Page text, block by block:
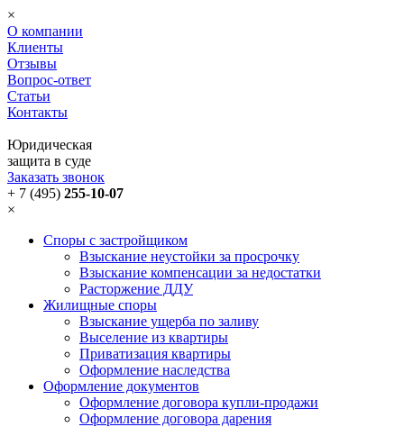
×
О компании
Клиенты
Отзывы
Вопрос-ответ
Статьи
Контакты
Юридическая
защита в суде
Заказать звонок
+ 7 (495) 255-10-07
×
Споры с застройщиком
Взыскание неустойки за просрочку
Взыскание компенсации за недостатки
Расторжение ДДУ
Жилищные споры
Взыскание ущерба по заливу
Выселение из квартиры
Приватизация квартиры
Оформление наследства
Оформление документов
Оформление договора купли-продажи
Оформление договора дарения